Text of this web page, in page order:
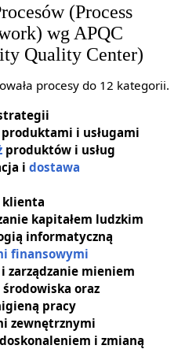
(Process
wg APQC
Quality Center)
procesy do 12 kategorii.
produktami i usługami
produktów i usług
idostawa
klienta
kapitałem ludzkim
informatyczną
finansowymi
zarządzanie mieniem
oraz
pracy
zewnętrznymi
i zmianą